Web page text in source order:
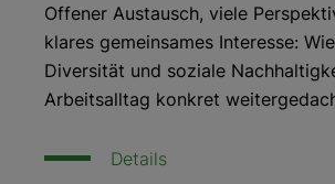
Offener Austausch, viele
klares gemeinsames Interesse:
Diversität und soziale
Arbeitsalltag konkret
Details